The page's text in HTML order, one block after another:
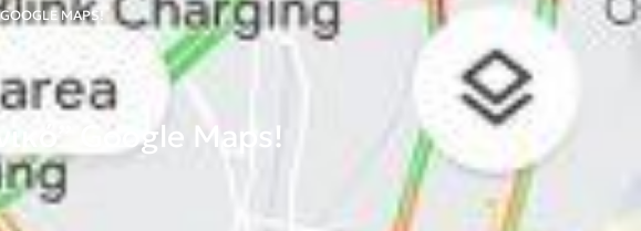
MAPS!
Google Maps!